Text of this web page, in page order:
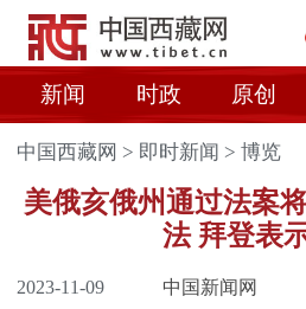
新闻 时政 原创
中国西藏网 > 即时新闻 >博览
美俄亥俄州通过法案
法 拜登表
2023-11-09 中国新闻网